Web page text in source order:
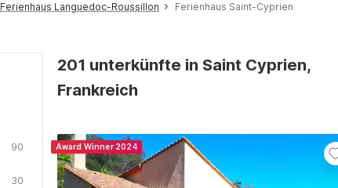
Ferienhaus Languedoc-Roussillon Ferienhaus Saint-Cyprien
90
30
201 unterkünfte in Saint Cyprien,
Frankreich
Award Winner 2024